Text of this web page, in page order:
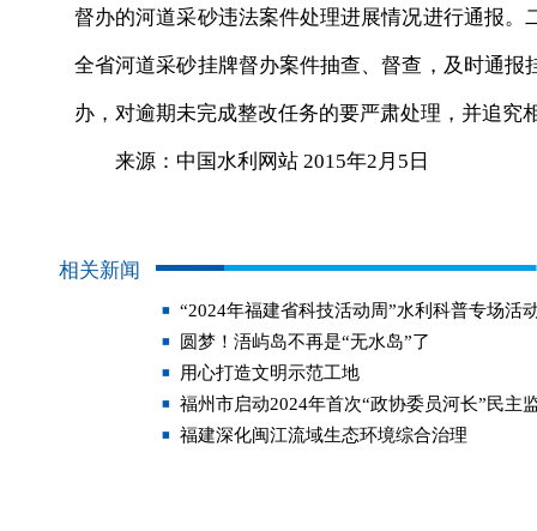
督办的河道采砂违法案件处理进展情况进行通报
全省河道采砂挂牌督办案件抽查、督查，及时通
办，对逾期未完成整改任务的要严肃处理，并追究
来源：中国水利网站 2015年2月5日
相关新闻
“2024年福建省科技活动周”水利科普专场活
圆梦！浯屿岛不再是“无水岛”了
用心打造文明示范工地
福州市启动2024年首次“政协委员河长”民主
福建深化闽江流域生态环境综合治理